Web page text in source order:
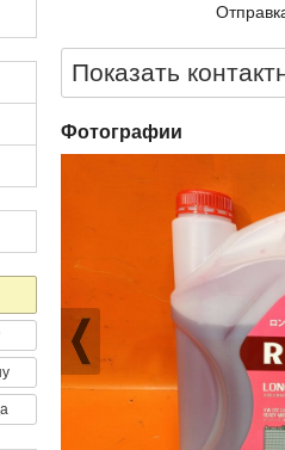
Показать
Фотографии